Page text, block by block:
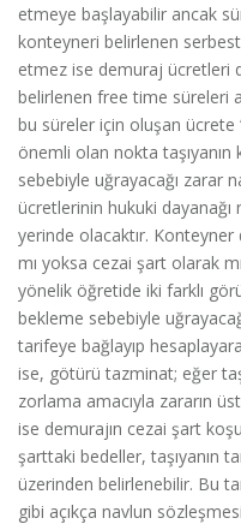
etmeye başlayabilir ancak
konteyneri belirlenen
etmez ise demuraj ücretleri
belirlenen free time süreleri
bu süreler için oluşan ücrete
önemli olan nokta
sebebiyle uğrayacağı zarar
ücretlerinin hukuki dayanağı
yerinde olacaktır.
mı yoksa cezai şart olarak
yönelik öğretide iki farklı
bekleme sebebiyle
tarifeye bağlayıp
ise, götürü tazminat; eğer
zorlama amacıyla zararın
ise demurajın cezai şart
şarttaki bedeller, taşıyanın
üzerinden belirlenebilir. Bu
gibi açıkça navlun